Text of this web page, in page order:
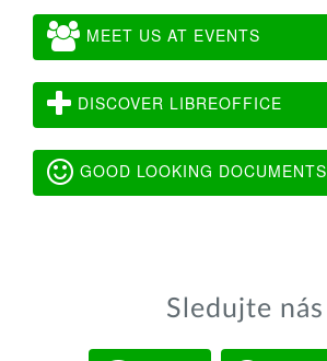
MEET US AT EVENTS
DISCOVER LIBREOFFICE
GOOD LOOKING DOCUMENTS
Sledujte nás